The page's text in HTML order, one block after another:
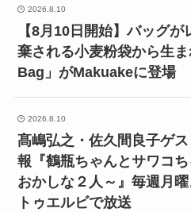
2026.8.10
【8月10日開始】バッグ
棄される小麦粉袋から生
Bag」がMakuakeに登場
2026.8.10
髙嶋弘之・佐久間良子ゲ
報『鶴瓶ちゃんとサワコ
おかしな２人～』毎週月
トゥエルビで放送